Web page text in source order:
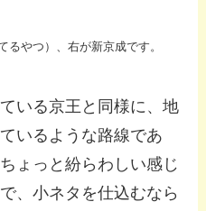
るやつ）、右が新京成です。
いる京王と同様に、地
いるような路線であ
ょっと紛らわしい感じ
、小ネタを仕込むなら